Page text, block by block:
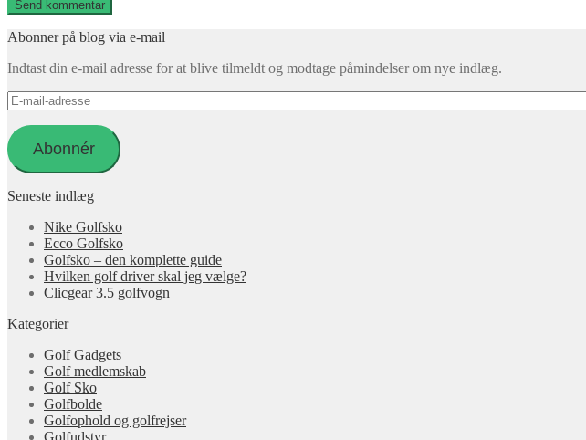
Abonner på blog via e-mail
Indtast din e-mail adresse for at blive tilmeldt og modtage påmindelser om nye indlæg.
E-
mail-
adresse
Abonnér
Seneste indlæg
Nike Golfsko
Ecco Golfsko
Golfsko – den komplette guide
Hvilken golf driver skal jeg vælge?
Clicgear 3.5 golfvogn
Kategorier
Golf Gadgets
Golf medlemskab
Golf Sko
Golfbolde
Golfophold og golfrejser
Golfudstyr